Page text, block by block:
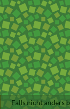
Falls nicht anders